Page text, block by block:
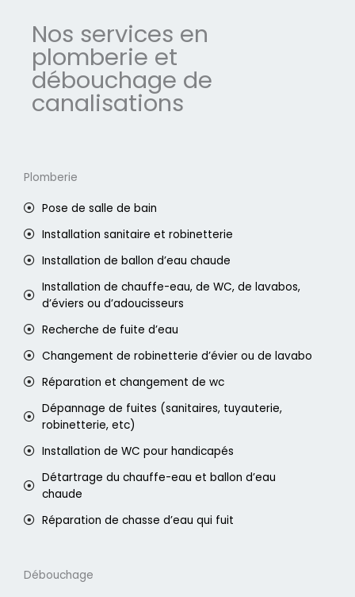
Nos services en
plomberie et
débouchage de
canalisations
Plomberie
Pose de salle de bain
Installation sanitaire et robinetterie
Installation de ballon d’eau chaude
Installation de chauffe-eau, de WC, de lavabos,
d’éviers ou d’adoucisseurs
Recherche de fuite d’eau
Changement de robinetterie d’évier ou de lavabo
Réparation et changement de wc
Dépannage de fuites (sanitaires, tuyauterie,
robinetterie, etc)
Installation de WC pour handicapés
Détartrage du chauffe-eau et ballon d’eau
chaude
Réparation de chasse d’eau qui fuit
Débouchage